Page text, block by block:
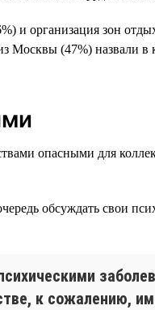
и организация зон
(47%) назвали в
опасными для
обсуждать свои
к сожалению,